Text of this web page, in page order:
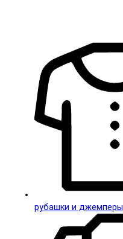
рубашки и джемперы